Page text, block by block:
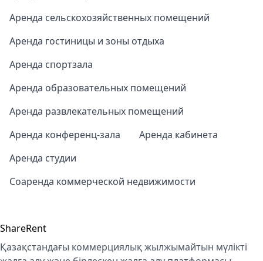
Аренда сельскохозяйственных помещений
Аренда гостиницы и зоны отдыха
Аренда спортзала
Аренда образовательных помещений
Аренда развлекательных помещений
Аренда конференц-зала
Аренда кабинета
Аренда студии
Соаренда коммерческой недвижимости
ShareRent
Қазақстандағы коммерциялық жылжымайтын мүлікті